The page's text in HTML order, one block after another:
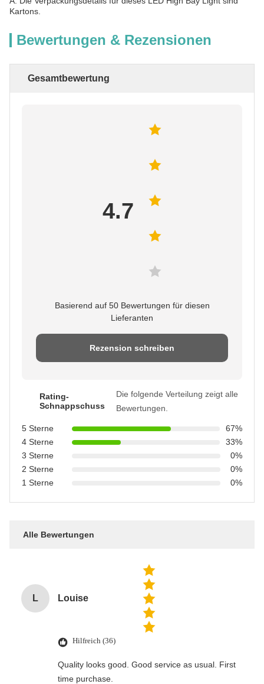
Kartons.
Bewertungen & Rezensionen
Gesamtbewertung
4.7
Basierend auf 50 Bewertungen für diesen
Lieferanten
Rezension schreiben
Rating-
Schnappschuss
Die folgende Verteilung zeigt alle
Bewertungen.
5 Sterne
67%
4 Sterne
33%
3 Sterne
0%
2 Sterne
0%
1 Sterne
0%
Alle Bewertungen
L Louise
Hilfreich (36)
Quality looks good. Good service as usual. First
time purchase.